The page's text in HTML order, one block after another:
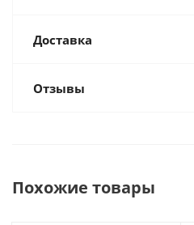
Доставка
Отзывы
Похожие товары